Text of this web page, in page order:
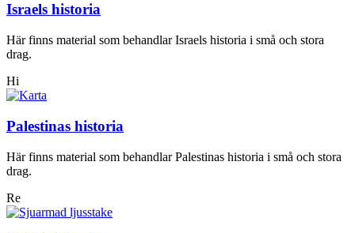
Israels historia
Här finns material som behandlar Israels historia i små och stora
drag.
Hi
Palestinas historia
Här finns material som behandlar Palestinas historia i små och stora
drag.
Re